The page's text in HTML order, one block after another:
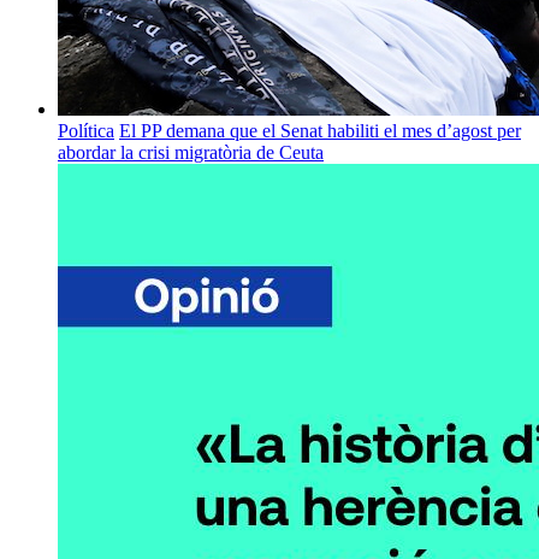
Política El PP demana que el Senat habiliti el mes d’agost per
abordar la crisi migratòria de Ceuta